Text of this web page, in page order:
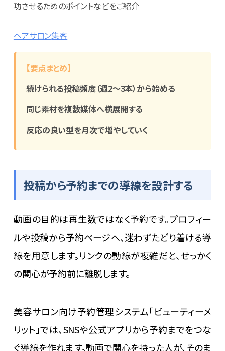
功させるためのポイントなどをご紹介
ヘアサロン集客
【要点まとめ】
続けられる投稿頻度（週2〜3本）から始める
同じ素材を複数媒体へ横展開する
反応の良い型を月次で増やしていく
投稿から予約までの導線を設計する
動画の目的は再生数ではなく予約です。プロフィー
ルや投稿から予約ページへ、迷わずたどり着ける導
線を用意します。リンクの動線が複雑だと、せっかく
の関心が予約前に離脱します。
美容サロン向け予約管理システム「ビューティーメ
リット」では、SNSや公式アプリから予約までをつな
ぐ導線を作れます。動画で関心を持った人が、そのま